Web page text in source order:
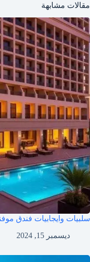
مقالات مشابهة
سلبيات وايجابيات فندق
ديسمبر 15, 2024